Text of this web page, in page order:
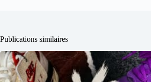
Publications similaires